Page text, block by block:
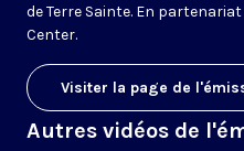
de Terre Sainte. En
Center.
Visiter la page de
Autres vidéos de